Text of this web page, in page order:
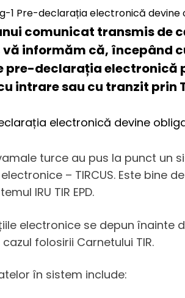
comunicat transmis de
informăm că, începând
pre-declarația electronică
intrare sau cu tranzit prin
turce au pus la punct un
– TIRCUS. Este bine
IRU TIR EPD.
electronice se depun înainte
folosirii Carnetului TIR.
în sistem include: